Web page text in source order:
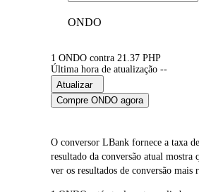
ONDO
1 ONDO contra 21.37 PHP
Última hora de atualização --
Atualizar
Compre ONDO agora
O conversor LBank fornece a taxa
resultado da conversão atual mostra
ver os resultados de conversão mais